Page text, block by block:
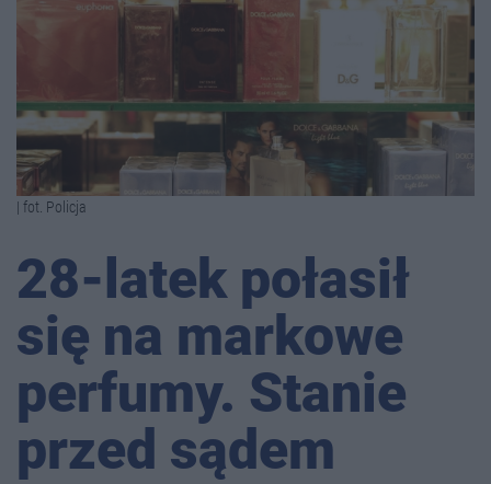
| fot. Policja
28-latek połasił
się na markowe
perfumy. Stanie
przed sądem